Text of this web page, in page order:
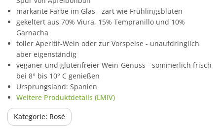
markante Farbe im Glas - zart wie Frühlingsblüten
gekeltert aus 70% Viura, 15% Tempranillo und 10%
Garnacha
toller Aperitif-Wein oder zur Vorspeise - unaufdringlich
aber eigenständig
veganer und glutenfreier Wein-Genuss - sommerlich frisch
bei 8° bis 10° C genießen
Ursprungsland: Spanien
Weitere Produktdetails (LMIV)
Kategorie: Rosé